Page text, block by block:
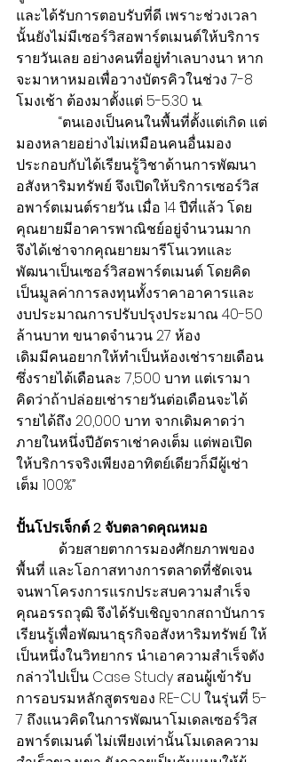
และได้รับการตอบรับที่ดี เพราะช่วงเวลา
นั้นยังไม่มีเซอร์วิสอพาร์ตเมนต์ให้บริการ
รายวันเลย อย่างคนที่อยู่ทำเลบางนา หาก
จะมาหาหมอเพื่อวางบัตรคิวในช่วง 7-8
โมงเช้า ต้องมาตั้งแต่ 5-5.30 น.
“ตนเองเป็นคนในพื้นที่ตั้งแต่เกิด แต่
มองหลายอย่างไม่เหมือนคนอื่นมอง
ประกอบกับได้เรียนรู้วิชาด้านการพัฒนา
อสังหาริมทรัพย์ จึงเปิดให้บริการเซอร์วิส
อพาร์ตเมนต์รายวัน เมื่อ 14 ปีที่แล้ว โดย
คุณยายมีอาคารพาณิชย์อยู่จำนวนมาก
จึงได้เช่าจากคุณยายมารีโนเวทและ
พัฒนาเป็นเซอร์วิสอพาร์ตเมนต์ โดยคิด
เป็นมูลค่าการลงทุนทั้งราคาอาคารและ
งบประมาณการปรับปรุงประมาณ 40-50
ล้านบาท ขนาดจำนวน 27 ห้อง
เดิมมีคนอยากให้ทำเป็นห้องเช่ารายเดือน
ซึ่งรายได้เดือนละ 7,500 บาท แต่เรามา
คิดว่าถ้าปล่อยเช่ารายวันต่อเดือนจะได้
รายได้ถึง 20,000 บาท จากเดิมคาดว่า
ภายในหนึ่งปีอัตราเช่าคงเต็ม แต่พอเปิด
ให้บริการจริงเพียงอาทิตย์เดียวก็มีผู้เช่า
เต็ม 100%”
ปั้นโปรเจ็กต์ 2 จับตลาดคุณหมอ
ด้วยสายตาการมองศักยภาพของ
พื้นที่ และโอกาสทางการตลาดที่ชัดเจน
จนพาโครงการแรกประสบความสำเร็จ
คุณอรรถวุฒิ จึงได้รับเชิญจากสถาบันการ
เรียนรู้เพื่อพัฒนาธุรกิจอสังหาริมทรัพย์ ให้
เป็นหนึ่งในวิทยากร นำเอาความสำเร็จดัง
กล่าวไปเป็น Case Study สอนผู้เข้ารับ
การอบรมหลักสูตรของ RE-CU ในรุ่นที่ 5-
7 ถึงแนวคิดในการพัฒนาโมเดลเซอร์วิส
อพาร์ตเมนต์ ไม่เพียงเท่านั้นโมเดลความ